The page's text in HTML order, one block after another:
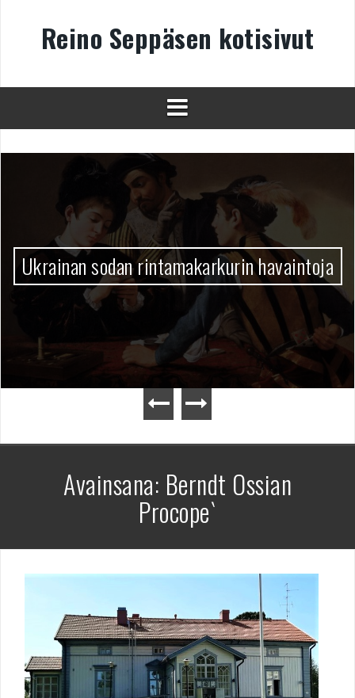
Reino Seppäsen kotisivut
Ukrainan sodan rintamakarkurin havaintoja
Avainsana: Berndt Ossian
Procope`